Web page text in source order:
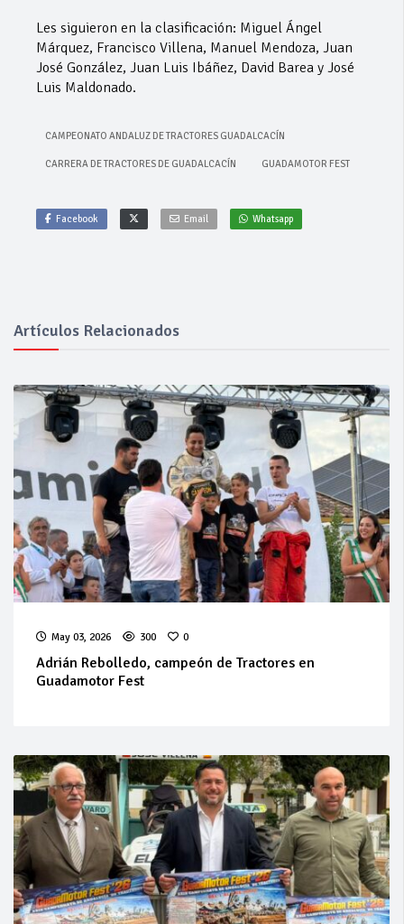
Les siguieron en la clasificación: Miguel Ángel
Márquez, Francisco Villena, Manuel Mendoza, Juan
José González, Juan Luis Ibáñez, David Barea y José
Luis Maldonado.
CAMPEONATO ANDALUZ DE TRACTORES GUADALCACÍN
CARRERA DE TRACTORES DE GUADALCACÍN GUADAMOTOR FEST
Facebook Email Whatsapp
Artículos Relacionados
May 03, 2026 300 0
Adrián Rebolledo, campeón de Tractores en
Guadamotor Fest